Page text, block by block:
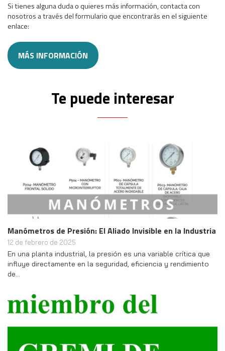
Si tienes alguna duda o quieres más información, contacta con
nosotros a través del formulario que encontrarás en el siguiente
enlace:
MÁS INFORMACIÓN
Te puede interesar
Manómetros de Presión: El Aliado Invisible en la Industria
12 de febrero de 2025
En una planta industrial, la presión es una variable crítica que
influye directamente en la seguridad, eficiencia y rendimiento
de…